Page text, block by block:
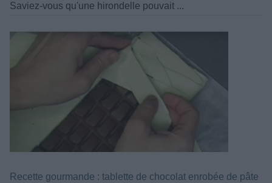
Saviez-vous qu'une hirondelle pouvait ...
Recette gourmande : tablette de chocolat enrobée de pâte